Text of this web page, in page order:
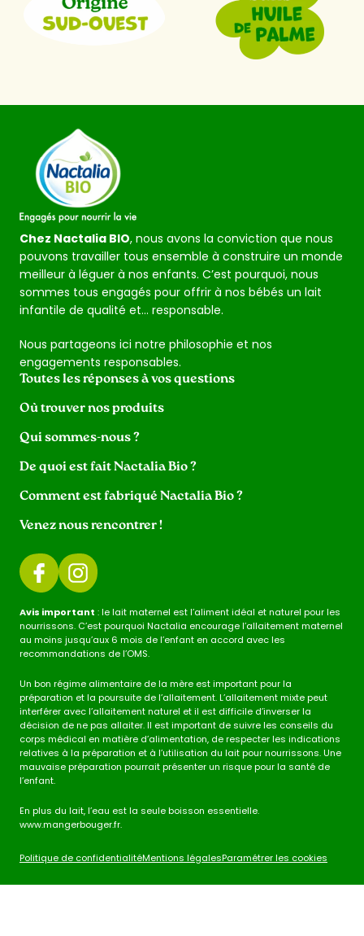
Chez Nactalia BIO, nous avons la conviction que nous
pouvons travailler tous ensemble à construire un monde
meilleur à léguer à nos enfants. C’est pourquoi, nous
sommes tous engagés pour offrir à nos bébés un lait
infantile de qualité et… responsable.
Nous partageons ici notre philosophie et nos
engagements responsables.
Toutes les réponses à vos questions
Où trouver nos produits
Qui sommes-nous ?
De quoi est fait Nactalia Bio ?
Comment est fabriqué Nactalia Bio ?
Venez nous rencontrer !
Avis important : le lait maternel est l’aliment idéal et naturel pour les
nourrissons. C’est pourquoi Nactalia encourage l’allaitement maternel
au moins jusqu’aux 6 mois de l’enfant en accord avec les
recommandations de l’OMS.
Un bon régime alimentaire de la mère est important pour la
préparation et la poursuite de l’allaitement. L’allaitement mixte peut
interférer avec l’allaitement naturel et il est difficile d’inverser la
décision de ne pas allaiter. Il est important de suivre les conseils du
corps médical en matière d’alimentation, de respecter les indications
relatives à la préparation et à l’utilisation du lait pour nourrissons. Une
mauvaise préparation pourrait présenter un risque pour la santé de
l’enfant.
En plus du lait, l’eau est la seule boisson essentielle.
www.mangerbouger.fr.
Politique de confidentialitéMentions légalesParamétrer les cookies